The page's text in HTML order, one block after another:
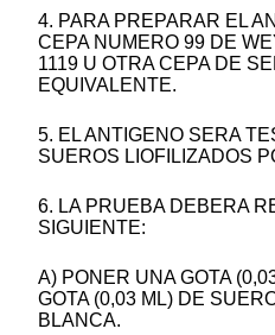
4. PARA PREPARAR EL
CEPA NUMERO 99 DE
1119 U OTRA CEPA DE
EQUIVALENTE.
5. EL ANTIGENO SERA
SUEROS LIOFILIZADOS
6. LA PRUEBA DEBERA
SIGUIENTE:
A) PONER UNA GOTA
GOTA (0,03 ML) DE
BLANCA.